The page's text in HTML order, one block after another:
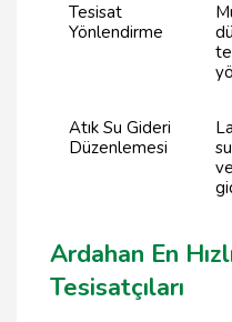
Tesisat
Yönlendirme
Atık Su Gideri
Düzenlemesi
Ardahan En
Tesisatçıları